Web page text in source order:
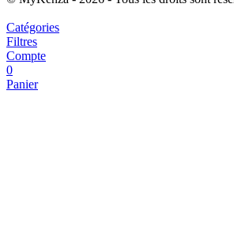
Catégories
Filtres
Compte
0
Panier